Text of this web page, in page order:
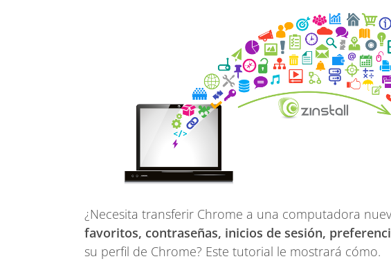
¿Necesita transferir Chrome a una computadora
favoritos, contraseñas, inicios de sesión,
su perfil de Chrome? Este tutorial le mostrará cómo.